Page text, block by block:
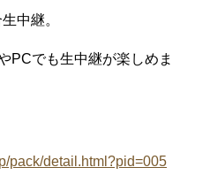
中継。
PCでも生中継が楽しめま
pack/detail.html?pid=005